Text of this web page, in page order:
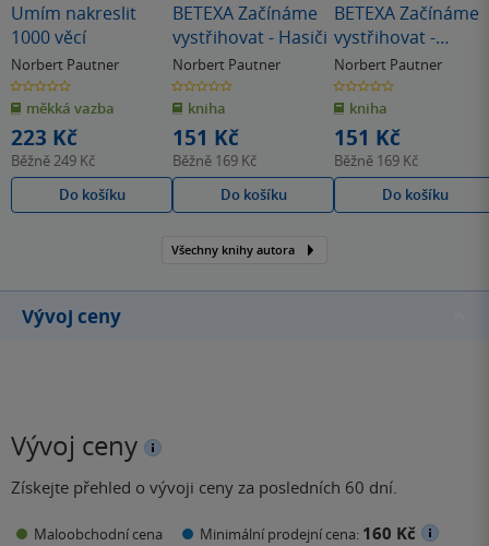
Umím nakreslit
1000 věcí
Norbert Pautner
0.0
z
5
hvězdiček
měkká vazba
223 Kč
Běžně249 Kč
Do košíku
BETEXA Začínáme
vystřihovat - Hasiči
Norbert Pautner
0.0
z
5
hvězdiček
kniha
151 Kč
Běžně 169 Kč
Do košíku
BETEXA Začínáme
vystřihovat -
Doprava
Norbert Pautner
0.0
z
5
hvězdiček
kniha
151 Kč
Běžně 169 Kč
Do košíku
Všechny knihy autora
Vývoj ceny
Vývoj ceny
Získejte přehled o vývoji ceny za posledních 60 dní.
Maloobchodní cena Minimální prodejní cena: 160 Kč